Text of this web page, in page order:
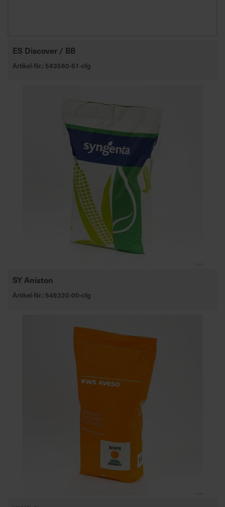
ES Discover / BB
Artikel-Nr.: 543560-51-cfg
SY Aniston
Artikel-Nr.: 549320-00-cfg